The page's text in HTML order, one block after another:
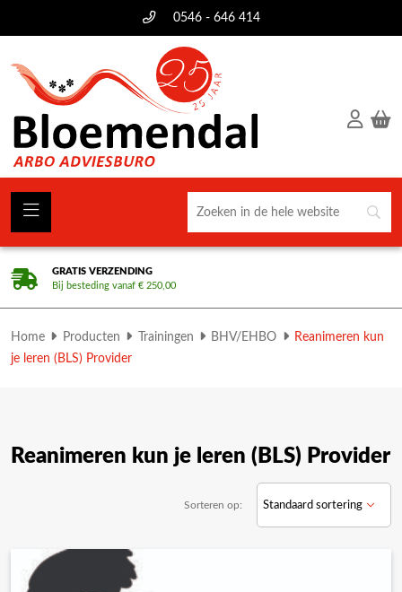
0546 - 646 414
GRATIS VERZENDING
Bij besteding vanaf € 250,00
Home Producten Trainingen BHV/EHBO
Reanimeren kun
je leren (BLS) Provider
Reanimeren kun je leren (BLS) Provider
Sorteren op: